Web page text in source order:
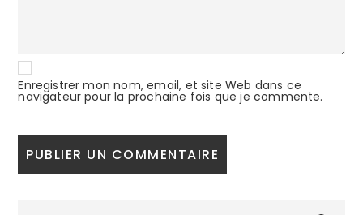
Enregistrer mon nom, email, et site Web dans ce
navigateur pour la prochaine fois que je commente.